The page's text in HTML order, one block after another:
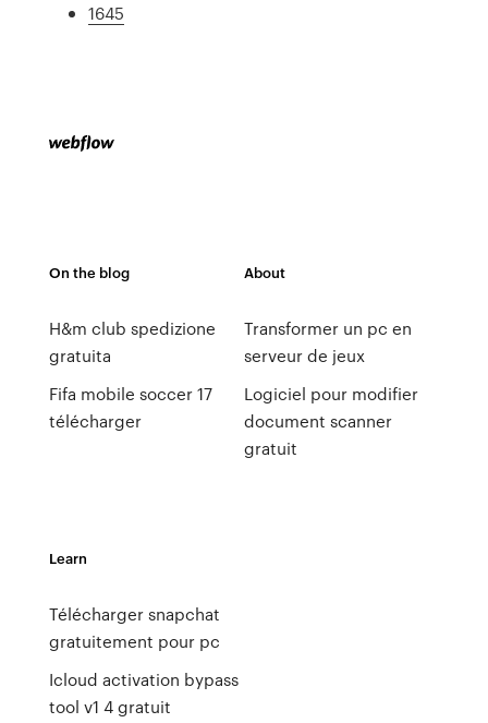
1645
On the blog
H&m club spedizione
gratuita
Fifa mobile soccer 17
télécharger
About
Transformer un pc en
serveur de jeux
Logiciel pour modifier
document scanner
gratuit
Learn
Télécharger snapchat
gratuitement pour pc
Icloud activation bypass
tool v1 4 gratuit